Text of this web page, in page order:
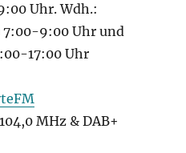
Uhr. Wdh.:
7:00-9:00 Uhr und
17:00 Uhr
MHz & DAB+